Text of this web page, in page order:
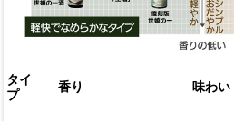
タイ
プ
香り 味わい